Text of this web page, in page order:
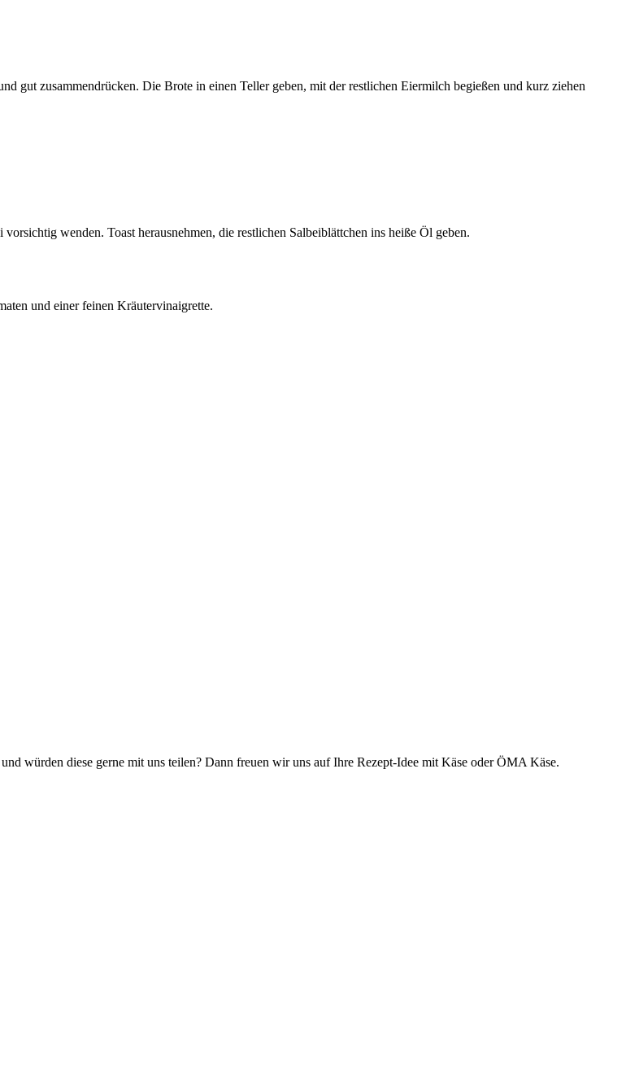
gut zusammendrücken. Die Brote in einen Teller geben, mit der restlichen Eiermilch begießen und kurz ziehen
wenden. Toast herausnehmen, die restlichen Salbeiblättchen ins heiße Öl geben.
und einer feinen Kräutervinaigrette.
würden diese gerne mit uns teilen? Dann freuen wir uns auf Ihre Rezept-Idee mit Käse oder ÖMA Käse.